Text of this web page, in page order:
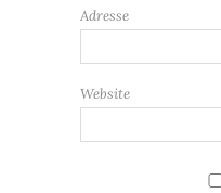
Adresse
Website